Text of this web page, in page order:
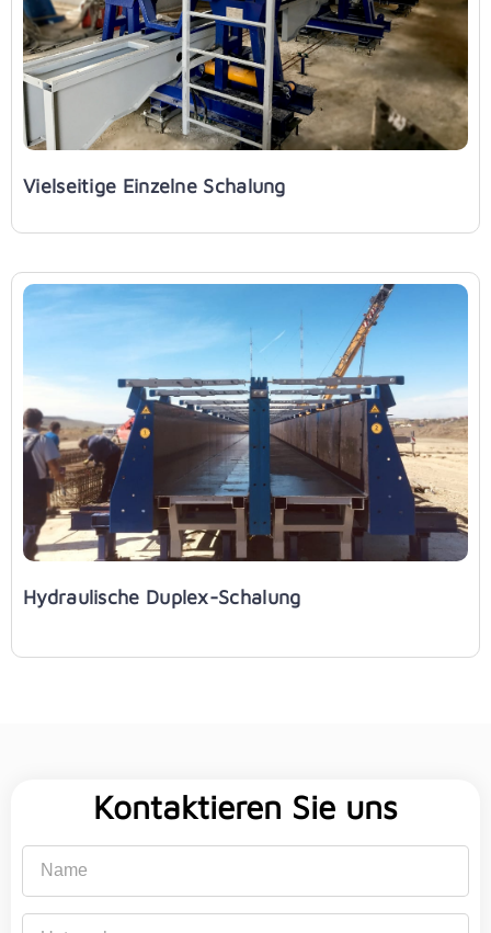
Vielseitige Einzelne Schalung
Hydraulische Duplex-Schalung
Kontaktieren Sie uns